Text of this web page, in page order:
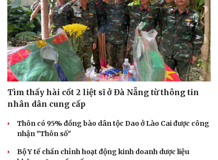
Tìm thấy hài cốt 2 liệt sĩ ở Đà Nẵng từ thông tin
nhân dân cung cấp
Thôn có 95% đồng bào dân tộc Dao ở Lào Cai được công
nhận "Thôn số"
Bộ Y tế chấn chỉnh hoạt động kinh doanh dược liệu